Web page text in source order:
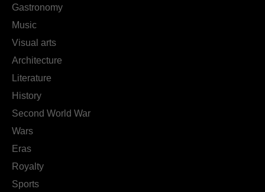
Gastronomy
Music
Visual arts
Architecture
Literature
History
Second World War
Wars
Eras
Royalty
Sports